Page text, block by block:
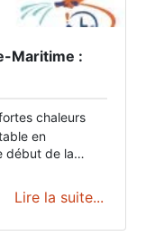
Maritime :
chaleurs
en
début de la
d’eau
Lire la suite...